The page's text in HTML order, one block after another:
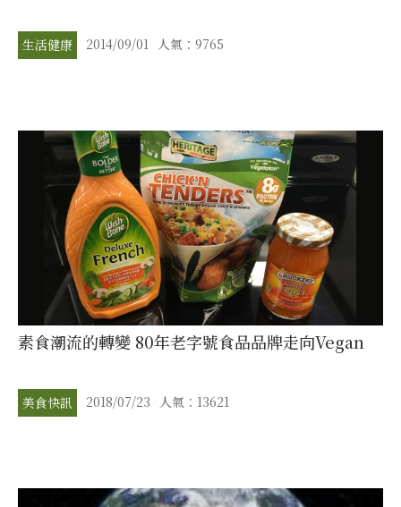
生活健康 2014/09/01 人氣：9765
素食潮流的轉變 80年老字號食品品牌走向Vegan
美食快訊 2018/07/23 人氣：13621